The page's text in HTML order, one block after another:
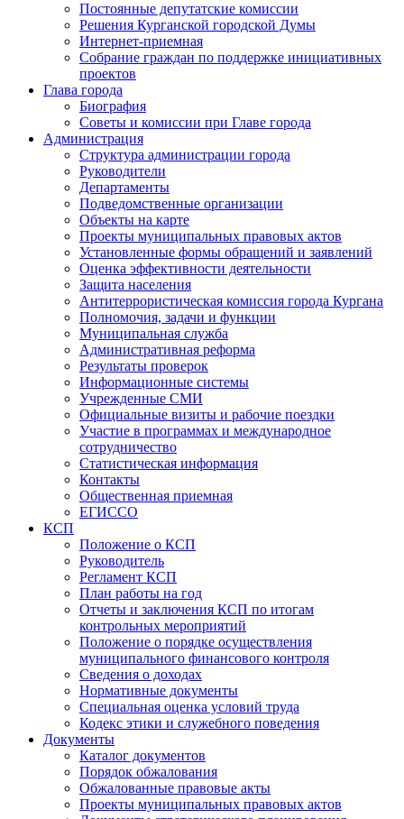
Постоянные депутатские комиссии
Решения Курганской городской Думы
Интернет-приемная
Собрание граждан по поддержке инициативных
проектов
Глава города
Биография
Советы и комиссии при Главе города
Администрация
Структура администрации города
Руководители
Департаменты
Подведомственные организации
Объекты на карте
Проекты муниципальных правовых актов
Установленные формы обращений и заявлений
Оценка эффективности деятельности
Защита населения
Антитеррористическая комиссия города Кургана
Полномочия, задачи и функции
Муниципальная служба
Административная реформа
Результаты проверок
Информационные системы
Учрежденные СМИ
Официальные визиты и рабочие поездки
Участие в программах и международное
сотрудничество
Статистическая информация
Контакты
Общественная приемная
ЕГИССО
КСП
Положение о КСП
Руководитель
Регламент КСП
План работы на год
Отчеты и заключения КСП по итогам
контрольных мероприятий
Положение о порядке осуществления
муниципального финансового контроля
Сведения о доходах
Нормативные документы
Специальная оценка условий труда
Кодекс этики и служебного поведения
Документы
Каталог документов
Порядок обжалования
Обжалованные правовые акты
Проекты муниципальных правовых актов